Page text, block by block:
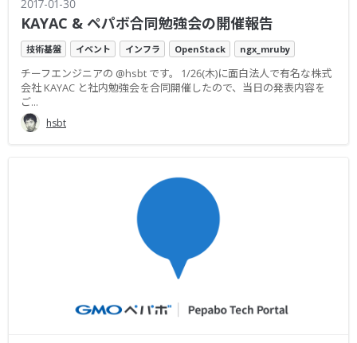
2017-01-30
KAYAC & ペパボ合同勉強会の開催報告
技術基盤 イベント インフラ OpenStack ngx_mruby
チーフエンジニアの @hsbt です。 1/26(木)に面白法人で有名な株式
会社 KAYAC と社内勉強会を合同開催したので、当日の発表内容を
ご...
hsbt